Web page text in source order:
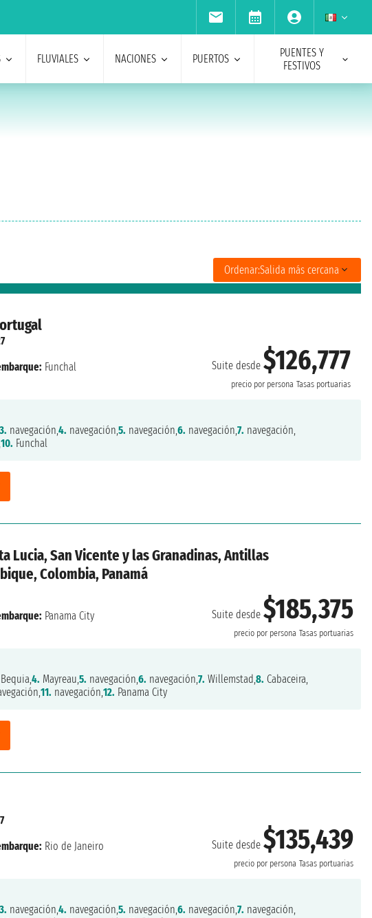
FLUVIALES NACIONES PUERTOS
PUENTES Y
FESTIVOS
Ordenar:Salida más cercana
Suite desde$126,777
precio por persona Tasas portuarias
Funchal
3. navegación,4. navegación,5. navegación,6. navegación,7. navegación,
10. Funchal
Lucia, San Vicente y las Granadinas, Antillas
Colombia, Panamá
Suite desde$185,375
precio por persona Tasas portuarias
Panama City
Bequia,4. Mayreau,5. navegación,6. navegación,7. Willemstad,8. Cabaceira,
11. navegación,12. Panama City
Suite desde$135,439
precio por persona Tasas portuarias
Rio de Janeiro
3. navegación,4. navegación,5. navegación,6. navegación,7. navegación,